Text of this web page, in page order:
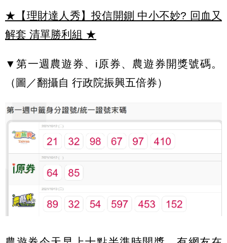
★【理財達人秀】投信開鍘 中小不妙? 回血又
解套 清單勝利組 ★
▼第一週農遊券、i原券、農遊券開獎號碼。
（圖／翻攝自 行政院振興五倍券）